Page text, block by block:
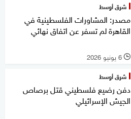
شرق أوسط
مصدر: المشاورات الفلسطينية في
القاهرة لم تسفر عن اتفاق نهائي
l 6 يونيو 2026
شرق أوسط
دفن رضيع فلسطيني قتل برصاص
الجيش الإسرائيلي